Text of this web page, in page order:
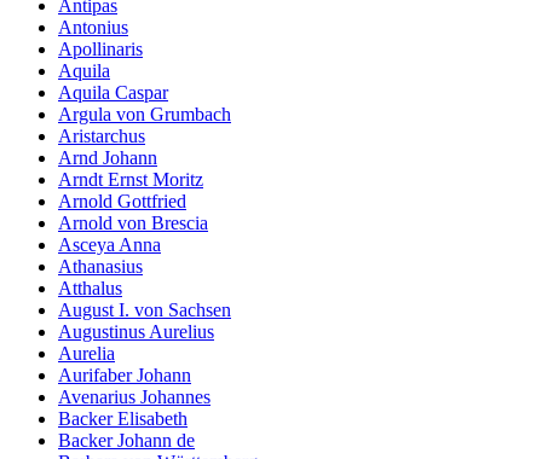
Antipas
Antonius
Apollinaris
Aquila
Aquila Caspar
Argula von Grumbach
Aristarchus
Arnd Johann
Arndt Ernst Moritz
Arnold Gottfried
Arnold von Brescia
Asceya Anna
Athanasius
Atthalus
August I. von Sachsen
Augustinus Aurelius
Aurelia
Aurifaber Johann
Avenarius Johannes
Backer Elisabeth
Backer Johann de